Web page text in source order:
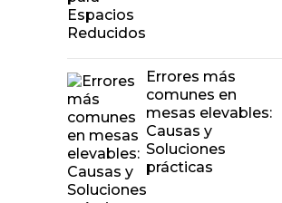
Errores más
comunes en
mesas elevables:
Causas y
Soluciones
prácticas